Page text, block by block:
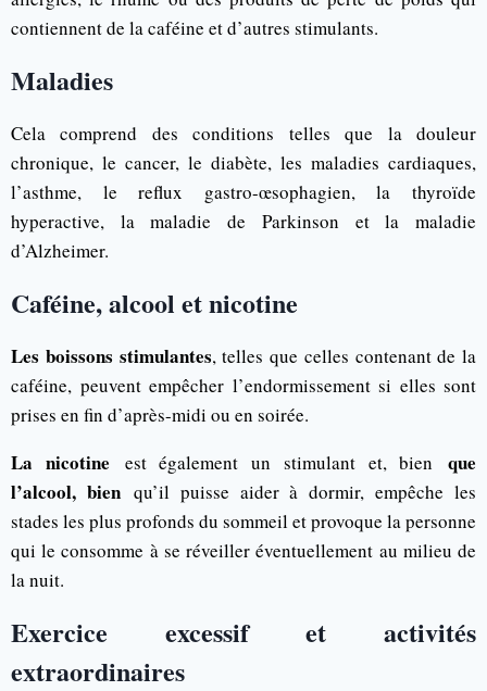
contiennent de la caféine et d’autres stimulants.
Maladies
Cela comprend des conditions telles que la douleur
chronique, le cancer, le diabète, les maladies cardiaques,
l’asthme, le reflux gastro-œsophagien, la thyroïde
hyperactive, la maladie de Parkinson et la maladie
d’Alzheimer.
Caféine, alcool et nicotine
Les boissons stimulantes, telles que celles contenant de la
caféine, peuvent empêcher l’endormissement si elles sont
prises en fin d’après-midi ou en soirée.
La nicotine est également un stimulant et, bien que
l’alcool, bienqu’il puisse aider à dormir, empêche les
stades les plus profonds du sommeil et provoque la personne
qui le consomme à se réveiller éventuellement au milieu de
la nuit.
Exercice excessif et activités
extraordinaires